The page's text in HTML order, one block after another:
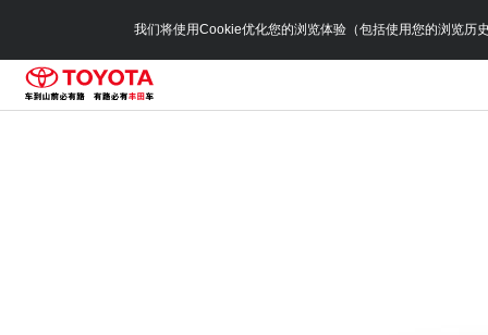
我们将使用Cookie优化您的浏览体验（包括使用您的浏览历